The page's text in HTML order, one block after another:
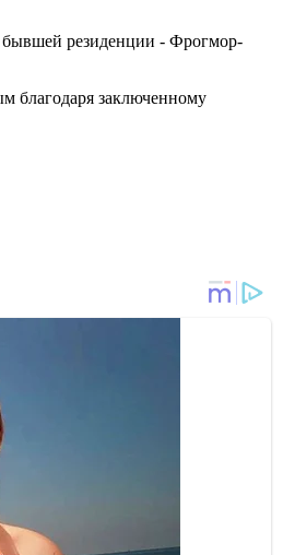
бывшей резиденции - Фрогмор-
благодаря заключенному